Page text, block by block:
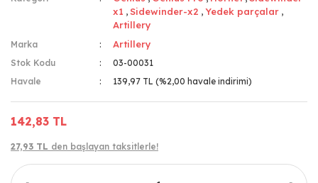
x1 ,Sidewinder-x2 ,Yedek parçalar ,
Artillery
Marka Artillery
Stok Kodu
03-00031
Havale
139,97 TL (%2,00 havale indirimi)
142,83 TL
27,93 TL den başlayan taksitlerle!